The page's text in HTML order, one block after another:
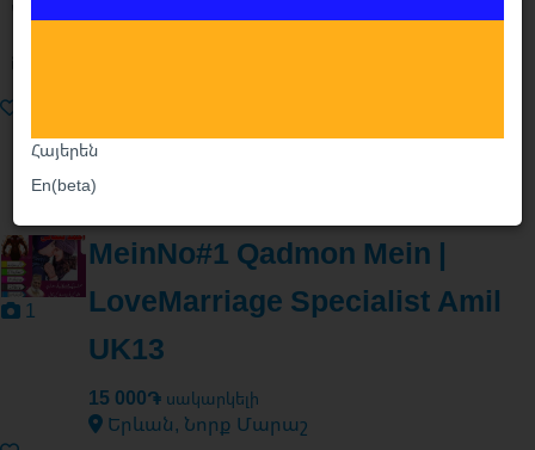
Հայերեն
En(beta)
Հիմնական
Ծառայություններ
1
No#1 genuine Amil baba
Naraaz Mehboob Manto
MeinNo#1 Qadmon Mein |
LoveMarriage Specialist Amil
UK13
15 000֏ սակարկելի
Երևան, Նորք Մարաշ